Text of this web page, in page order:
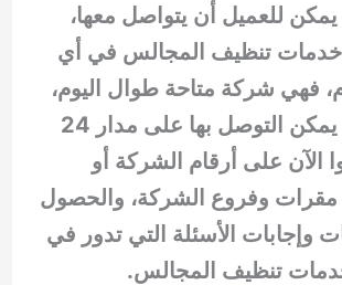
للعميل أن يتواصل معها،
تنظيف المجالس في أي
فهي شركة متاحة طوال اليوم،
وتوفر هواتف يمكن التوصل بها على مدار 24
الآن على أرقام الشركة أو
مقرات وفروع الشركة، والحصول
وإجابات الأسئلة التي تدور في
تنظيف المجالس.